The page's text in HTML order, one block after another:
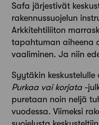
Safa järjestivät
rakennussuojelun
Arkkitehtiliiton
tapahtuman aiheena
vaaliminen. Ja niin
Syytäkin keskustelulle
Purkaa vai korjata -
puretaan noin neljä
vuodessa. Viimeksi